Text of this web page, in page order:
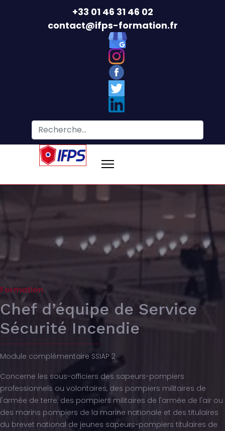
+33 01 46 31 46 02
contact@ifps-formation.fr
Formation
Chef d’équipe de Service
Sécurité Incendie
Module complémentaire SSIAP 2
Concerne les sous-officiers des sapeurs-pompiers
professionnels ou volontaires, des pompiers militaires de
l'armée de terre, des pompiers militaires de l'armée de l'air ou
des marins pompiers de la marine nationale et des titulaires
du brevet national de jeunes sapeurs-pompiers titulaires de